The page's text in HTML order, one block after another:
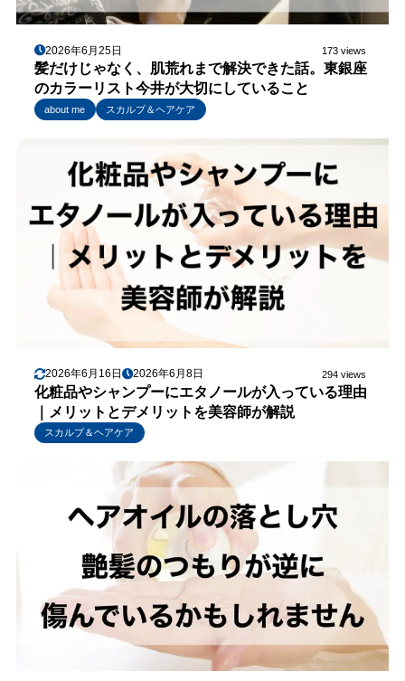
2026年6月25日 173 views
髪だけじゃなく、肌荒れまで解決できた話。東銀座
のカラーリスト今井が大切にしていること
about me スカルプ＆ヘアケア
2026年6月16日 2026年6月8日 294 views
化粧品やシャンプーにエタノールが入っている理由
｜メリットとデメリットを美容師が解説
スカルプ＆ヘアケア